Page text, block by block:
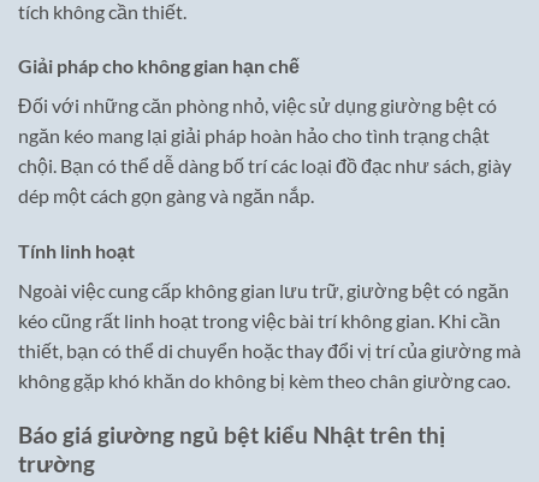
tích không cần thiết.
Giải pháp cho không gian hạn chế
Đối với những căn phòng nhỏ, việc sử dụng giường bệt có
ngăn kéo mang lại giải pháp hoàn hảo cho tình trạng chật
chội. Bạn có thể dễ dàng bố trí các loại đồ đạc như sách, giày
dép một cách gọn gàng và ngăn nắp.
Tính linh hoạt
Ngoài việc cung cấp không gian lưu trữ, giường bệt có ngăn
kéo cũng rất linh hoạt trong việc bài trí không gian. Khi cần
thiết, bạn có thể di chuyển hoặc thay đổi vị trí của giường mà
không gặp khó khăn do không bị kèm theo chân giường cao.
Báo giá giường ngủ bệt kiểu Nhật trên thị
trường